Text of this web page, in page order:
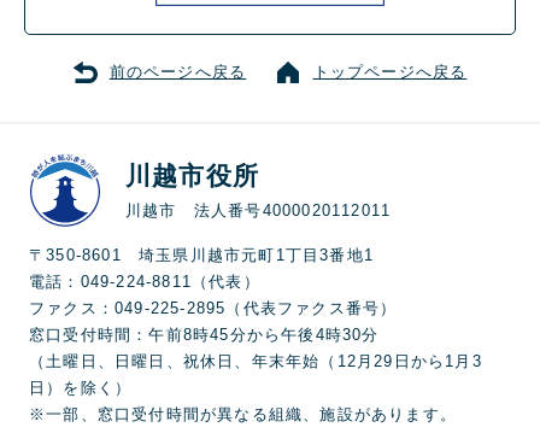
前のページへ戻る トップページへ戻る
川越市役所
川越市 法人番号4000020112011
〒350-8601 埼玉県川越市元町1丁目3番地1
電話：049-224-8811（代表）
ファクス：049-225-2895（代表ファクス番号）
窓口受付時間：午前8時45分から午後4時30分
（土曜日、日曜日、祝休日、年末年始（12月29日から1月3
日）を除く）
※一部、窓口受付時間が異なる組織、施設があります。